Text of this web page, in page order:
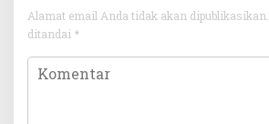
Alamat email Anda tidak akan dipublikasikan.
ditandai *